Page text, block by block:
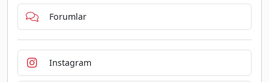
Forumlar
Instagram